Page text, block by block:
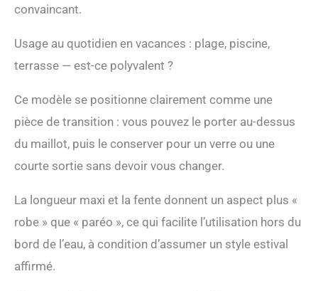
convaincant.
Usage au quotidien en vacances : plage, piscine,
terrasse — est-ce polyvalent ?
Ce modèle se positionne clairement comme une
pièce de transition : vous pouvez le porter au-dessus
du maillot, puis le conserver pour un verre ou une
courte sortie sans devoir vous changer.
La longueur maxi et la fente donnent un aspect plus «
robe » que « paréo », ce qui facilite l’utilisation hors du
bord de l’eau, à condition d’assumer un style estival
affirmé.